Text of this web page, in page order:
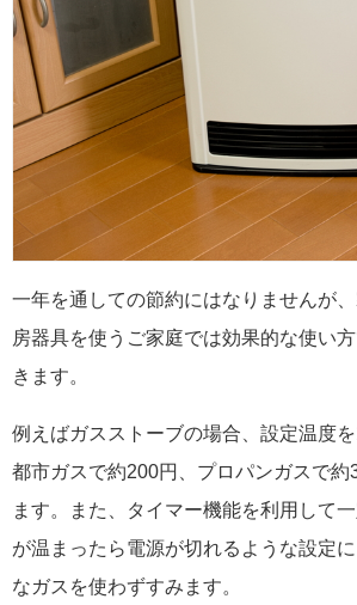
一年を通しての節約にはなりませんが
房器具を使うご家庭では効果的な使い
きます。
例えばガスストーブの場合、設定温度
都市ガスで約200円、プロパンガスで約
ます。また、タイマー機能を利用して
が温まったら電源が切れるような設定
なガスを使わずすみます。